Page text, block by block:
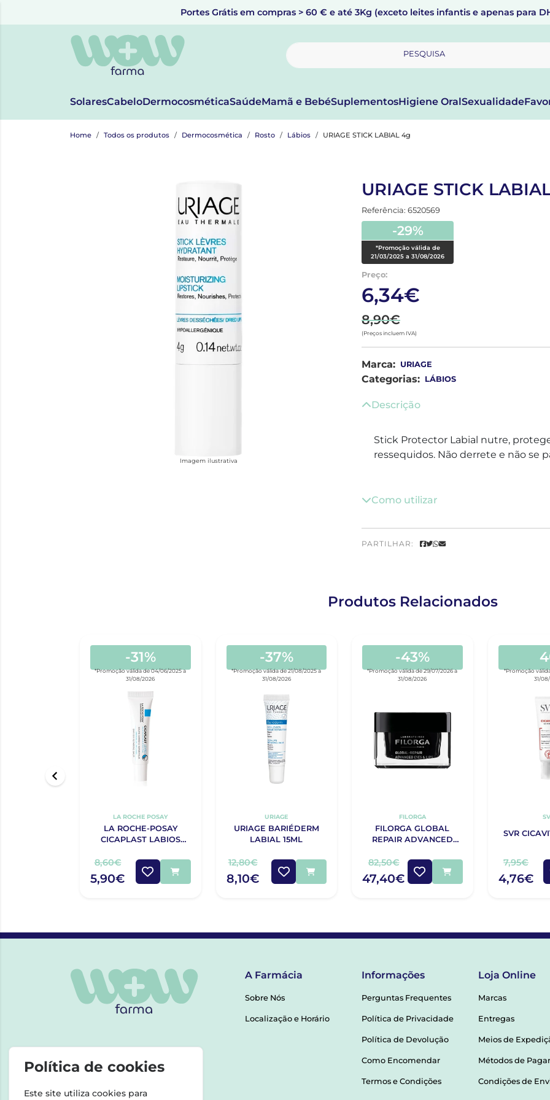
Portes Grátis em compras > 60 € e até 3Kg (exceto leites infantis e apenas para
PESQUISA
SolaresCabeloDermocosméticaSaúdeMamã e BebéSuplementosHigiene OralSexualidade
Home Todos os produtos Dermocosmética Rosto Lábios URIAGE STICK LABIAL 4g
Imagem ilustrativa
URIAGE STICK
Referência: 6520569
-29%
*Promoção válida de
21/03/2025 a 31/08/2026
Preço:
6,34€
8,90€
(Preços incluem IVA)
Marca: URIAGE
Categorias: LÁBIOS
Descrição
Stick Protector Labial nutre,
ressequidos. Não derrete e não se
Como utilizar
PARTILHAR:
Produtos Relacionados
-31%
*Promoção válida de 04/06/2025 a
31/08/2026
LA ROCHE POSAY
LA ROCHE-POSAY
CICAPLAST LABIOS
8,60€
5,90€
-37%
*Promoção válida de 21/08/2025 a
31/08/2026
URIAGE
URIAGE BARIÉDERM
LABIAL 15ML
12,80€
8,10€
-43%
*Promoção válida de 29/07/2026 a
31/08/2026
FILORGA
FILORGA GLOBAL
REPAIR ADVANCED
LÁBIOS 15ML
82,50€
47,40€
*Promoção
31/
SVR
7,95€
4,76€
A Farmácia
Sobre Nós
Localização e Horário
Informações
Perguntas Frequentes
Política de Privacidade
Política de Devolução
Como Encomendar
Termos e Condições
Loja Online
Marcas
Entregas
Meios de
Métodos de
Condições de
Política de cookies
Este site utiliza cookies para